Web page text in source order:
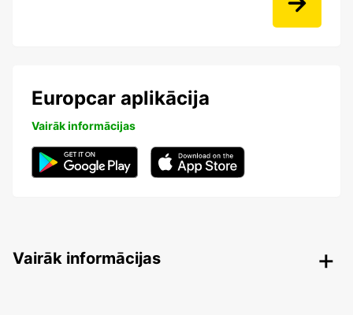
Europcar aplikācija
Vairāk informācijas
Vairāk informācijas